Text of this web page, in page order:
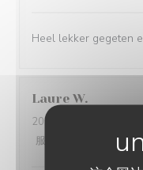
Heel lekker gegeten
Laure W
2026-06-26
服务
/5